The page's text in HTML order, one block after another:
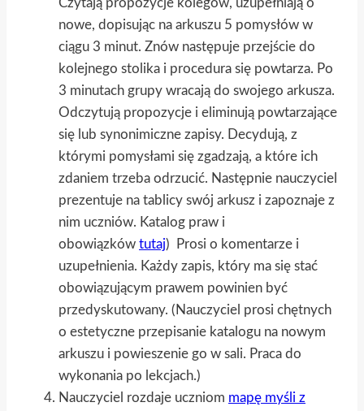
nowe, dopisując na arkuszu 5 pomysłów w
ciągu 3 minut. Znów następuje przejście do
kolejnego stolika i procedura się powtarza. Po
3 minutach grupy wracają do swojego arkusza.
Odczytują propozycje i eliminują powtarzające
się lub synonimiczne zapisy. Decydują, z
którymi pomysłami się zgadzają, a które ich
zdaniem trzeba odrzucić. Następnie nauczyciel
prezentuje na tablicy swój arkusz i zapoznaje z
nim uczniów. Katalog praw i
obowiązków tutaj) Prosi o komentarze i
uzupełnienia. Każdy zapis, który ma się stać
obowiązującym prawem powinien być
przedyskutowany. (Nauczyciel prosi chętnych
o estetyczne przepisanie katalogu na nowym
arkuszu i powieszenie go w sali. Praca do
wykonania po lekcjach.)
Nauczyciel rozdaje uczniom mapę myśli z